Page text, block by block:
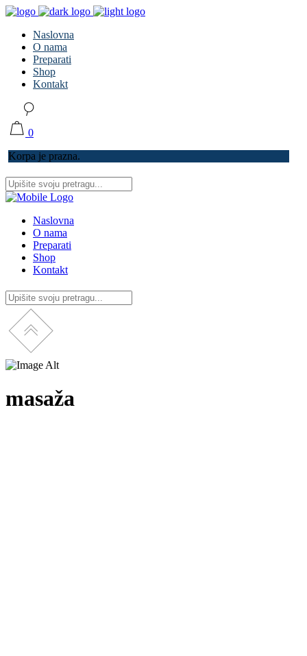
Naslovna
O nama
Preparati
Shop
Kontakt
0
Korpa je prazna.
Naslovna
O nama
Preparati
Shop
Kontakt
masaža